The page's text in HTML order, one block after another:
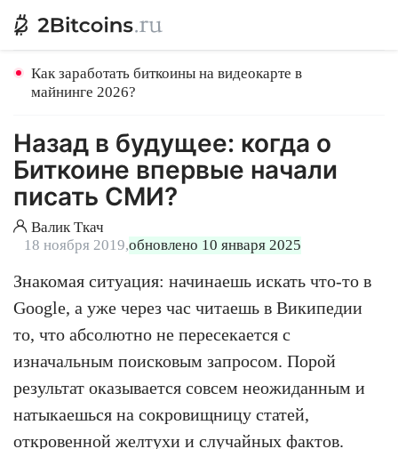
Как заработать биткоины на видеокарте в
майнинге 2026?
Назад в будущее: когда о
Биткоине впервые начали
писать СМИ?
Валик Ткач
18 ноября 2019,обновлено 10 января 2025
Знакомая ситуация: начинаешь искать что-то в
Google, а уже через час читаешь в Википедии
то, что абсолютно не пересекается с
изначальным поисковым запросом. Порой
результат оказывается совсем неожиданным и
натыкаешься на сокровищницу статей,
откровенной желтухи и случайных фактов.